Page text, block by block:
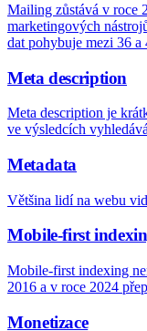
Mailing zůstává v roce
marketingových
dat pohybuje mezi 36
Meta description
Meta description je
ve výsledcích
Metadata
Většina lidí na webu
Mobile-first
Mobile-first indexing
2016 a v roce 2024
Monetizace